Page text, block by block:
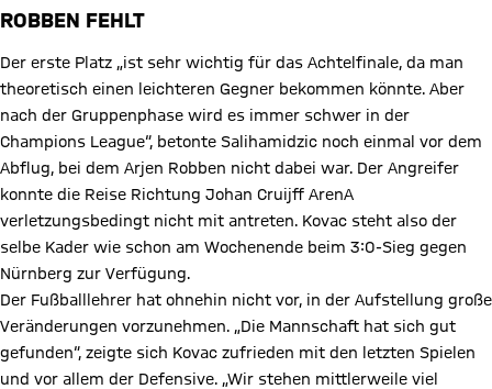
ROBBEN FEHLT
Der erste Platz „ist sehr wichtig für das Achtelfinale, da man
theoretisch einen leichteren Gegner bekommen könnte. Aber
nach der Gruppenphase wird es immer schwer in der
Champions League“, betonte Salihamidzic noch einmal vor dem
Abflug, bei dem Arjen Robben nicht dabei war. Der Angreifer
konnte die Reise Richtung Johan Cruijff ArenA
verletzungsbedingt nicht mit antreten. Kovac steht also der
selbe Kader wie schon am Wochenende beim 3:0-Sieg gegen
Nürnberg zur Verfügung.
Der Fußballlehrer hat ohnehin nicht vor, in der Aufstellung große
Veränderungen vorzunehmen. „Die Mannschaft hat sich gut
gefunden“, zeigte sich Kovac zufrieden mit den letzten Spielen
und vor allem der Defensive. „Wir stehen mittlerweile viel